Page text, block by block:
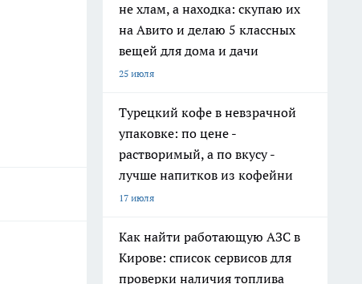
не хлам, а находка: скупаю их
на Авито и делаю 5 классных
вещей для дома и дачи
25 июля
Турецкий кофе в невзрачной
упаковке: по цене -
растворимый, а по вкусу -
лучше напитков из кофейни
17 июля
Как найти работающую АЗС в
Кирове: список сервисов для
проверки наличия топлива